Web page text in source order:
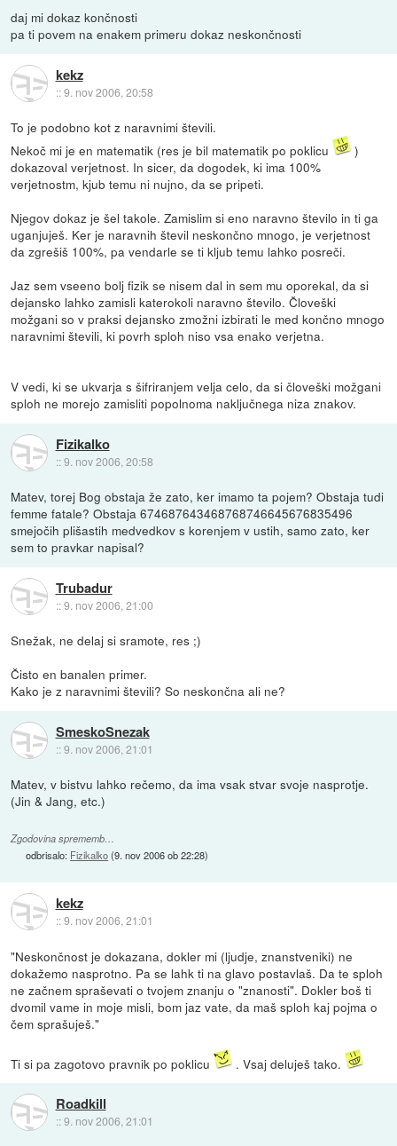
daj mi dokaz končnosti
pa ti povem na enakem primeru dokaz neskončnosti
kekz
::9. nov 2006, 20:58
To je podobno kot z naravnimi števili.
Nekoč mi je en matematik (res je bil matematik po poklicu
)
dokazoval verjetnost. In sicer, da dogodek, ki ima 100%
verjetnostm, kjub temu ni nujno, da se pripeti.
Njegov dokaz je šel takole. Zamislim si eno naravno število in ti ga
uganjuješ. Ker je naravnih števil neskončno mnogo, je verjetnost
da zgrešiš 100%, pa vendarle se ti kljub temu lahko posreči.
Jaz sem vseeno bolj fizik se nisem dal in sem mu oporekal, da si
dejansko lahko zamisli katerokoli naravno število. Človeški
možgani so v praksi dejansko zmožni izbirati le med končno mnogo
naravnimi števili, ki povrh sploh niso vsa enako verjetna.
V vedi, ki se ukvarja s šifriranjem velja celo, da si človeški možgani
sploh ne morejo zamisliti popolnoma naključnega niza znakov.
Fizikalko
::9. nov 2006, 20:58
Matev, torej Bog obstaja že zato, ker imamo ta pojem? Obstaja tudi
femme fatale? Obstaja 674687643468768746645676835496
smejočih plišastih medvedkov s korenjem v ustih, samo zato, ker
sem to pravkar napisal?
Trubadur
::9. nov 2006, 21:00
Snežak, ne delaj si sramote, res ;)
Čisto en banalen primer.
Kako je z naravnimi števili? So neskončna ali ne?
SmeskoSnezak
::9. nov 2006, 21:01
Matev, v bistvu lahko rečemo, da ima vsak stvar svoje nasprotje.
(Jin & Jang, etc.)
Zgodovina sprememb…
odbrisalo: Fizikalko(9. nov 2006 ob 22:28)
kekz
::9. nov 2006, 21:01
"Neskončnost je dokazana, dokler mi (ljudje, znanstveniki) ne
dokažemo nasprotno. Pa se lahk ti na glavo postavlaš. Da te sploh
ne začnem spraševati o tvojem znanju o "znanosti". Dokler boš ti
dvomil vame in moje misli, bom jaz vate, da maš sploh kaj pojma o
čem sprašuješ."
Ti si pa zagotovo pravnik po poklicu . Vsaj deluješ tako.
Roadkill
::9. nov 2006, 21:01